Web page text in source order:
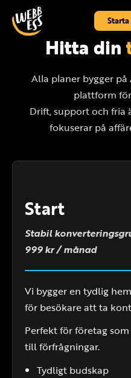
Hitta din
Alla planer bygger
plattform
Drift, support och fria
fokuserar på
Start
Stabil
999 kr / månad
Vi bygger en tydlig
för besökare att ta
Perfekt för företag
till förfrågningar.
Tydligt budskap